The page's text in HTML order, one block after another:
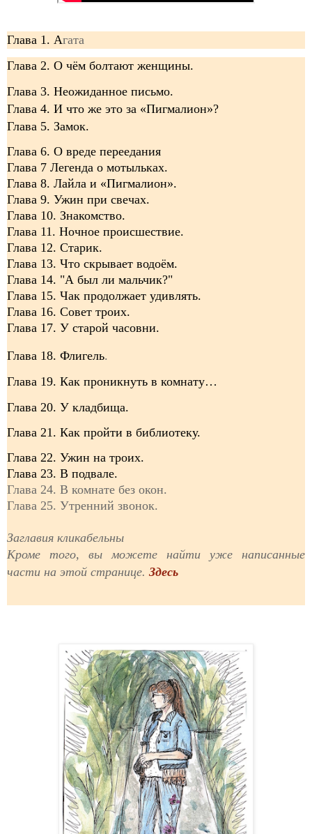
Глава 1. Агата
Глава 2. О чём болтают женщины.
Глава 3. Неожиданное письмо.
Глава 4. И что же это за «Пигмалион»?
Глава 5. Замок.
Глава 6. О вреде переедания
Глава 7 Легенда о мотыльках.
Глава 8. Лайла и «Пигмалион».
Глава 9. Ужин при свечах.
Глава 10. Знакомство.
Глава 11. Ночное происшествие.
Глава 12. Старик.
Глава 13. Что скрывает водоём.
Глава 14. "А был ли мальчик?"
Глава 15. Чак продолжает удивлять.
Глава 16. Совет троих.
Глава 17. У старой часовни.
Глава 18. Флигель.
Глава 19. Как проникнуть в комнату…
Глава 20. У кладбища.
Глава 21. Как пройти в библиотеку.
Глава 22. Ужин на троих.
Глава 23. В подвале.
Глава 24. В комнате без окон.
Глава 25. Утренний звонок.
Заглавия кликабельны
Кроме того, вы можете найти уже написанные
части на этой странице. Здесь